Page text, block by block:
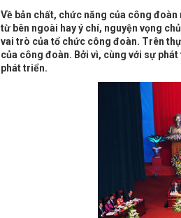
Về bản chất, chức năng của công
từ bên ngoài hay ý chí, nguyện vọng
vai trò của tổ chức công đoàn. Trên
của công đoàn. Bởi vì, cùng với sự
phát triển.